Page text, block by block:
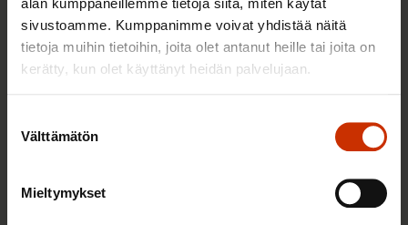
sivustoamme. Kumppanimme voivat yhdistää näitä
tietoja muihin tietoihin, joita olet antanut heille tai joita on
kerätty, kun olet käyttänyt heidän palvelujaan.
valinta
Välttämätön
Mieltymykset
AY-LIIKE SUOMESSA JA MAAILMALLA